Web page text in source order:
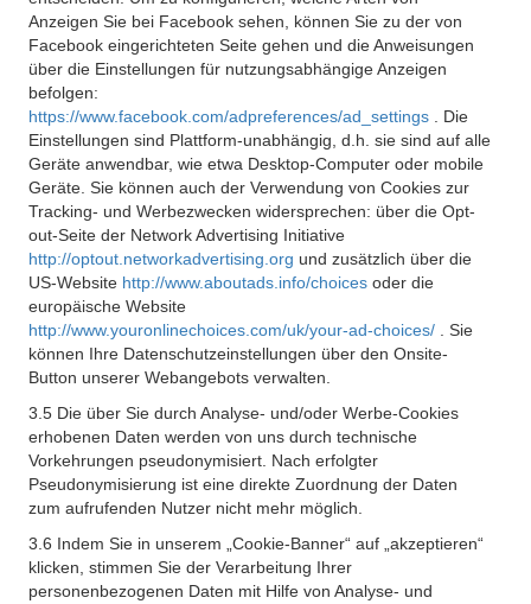
Anzeigen Sie bei Facebook sehen, können Sie zu der von
Facebook eingerichteten Seite gehen und die Anweisungen
über die Einstellungen für nutzungsabhängige Anzeigen
befolgen:
https://www.facebook.com/adpreferences/ad_settings
. Die
Einstellungen sind Plattform-unabhängig, d.h. sie sind auf alle
Geräte anwendbar, wie etwa Desktop-Computer oder mobile
Geräte. Sie können auch der Verwendung von Cookies zur
Tracking- und Werbezwecken widersprechen: über die Opt-
out-Seite der Network Advertising Initiative
http://optout.networkadvertising.org und zusätzlich über die
US-Website http://www.aboutads.info/choices oder die
europäische Website
http://www.youronlinechoices.com/uk/your-ad-choices/
. Sie
können Ihre Datenschutzeinstellungen über den Onsite-
Button unserer Webangebots verwalten.
3.5 Die über Sie durch Analyse- und/oder Werbe-Cookies
erhobenen Daten werden von uns durch technische
Vorkehrungen pseudonymisiert. Nach erfolgter
Pseudonymisierung ist eine direkte Zuordnung der Daten
zum aufrufenden Nutzer nicht mehr möglich.
3.6 Indem Sie in unserem „Cookie-Banner“ auf „akzeptieren“
klicken, stimmen Sie der Verarbeitung Ihrer
personenbezogenen Daten mit Hilfe von Analyse- und